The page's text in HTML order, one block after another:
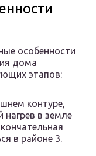
особенности
дома
этапов:
контуре,
нагрев в земле
в районе 3.